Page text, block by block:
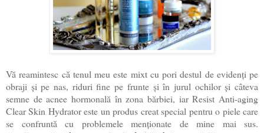
Vă reamintesc că tenul meu este mixt cu pori destul de evidenți pe
obraji și pe nas, riduri fine pe frunte și în jurul ochilor și câteva
semne de acnee hormonală în zona bărbiei, iar Resist Anti-aging
Clear Skin Hydrator este un produs creat special pentru o piele care
se confruntă cu problemele menționate de mine mai sus.